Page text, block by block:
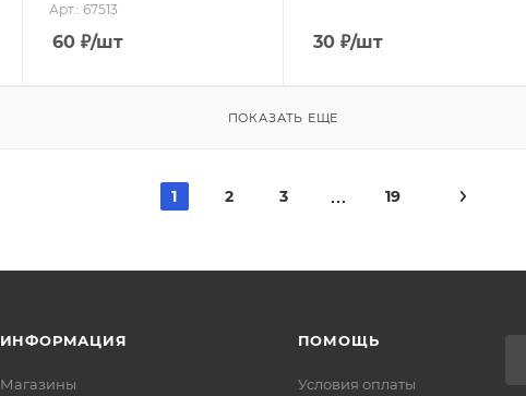
Арт.: 67513
60₽/шт 30 ₽/шт
ПОКАЗАТЬ ЕЩЕ
1 2 3 19
ИНФОРМАЦИЯ
Магазины
ПОМОЩЬ
Условия оплаты